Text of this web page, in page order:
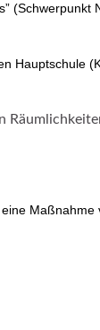
Hauptschule
Maßnahme